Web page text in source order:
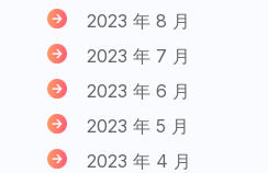
2023 年 8 月
2023 年 7 月
2023 年 6 月
2023 年 5 月
2023 年 4 月